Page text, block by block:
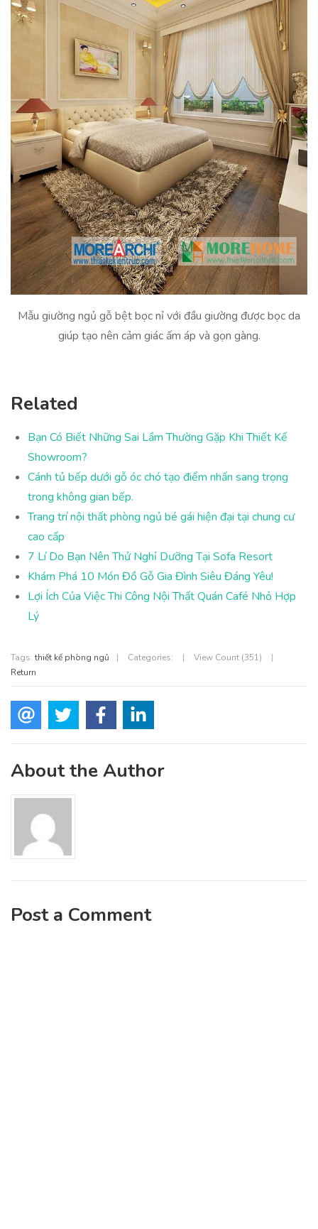
Mẫu giường ngủ gỗ bệt bọc nỉ với đầu giường được bọc da
giúp tạo nên cảm giác ấm áp và gọn gàng.
Related
Bạn Có Biết Những Sai Lầm Thường Gặp Khi Thiết Kế
Showroom?
Cánh tủ bếp dưới gỗ óc chó tạo điểm nhấn sang trọng
trong không gian bếp.
Trang trí nội thất phòng ngủ bé gái hiện đại tại chung cư
cao cấp
7 Lí Do Bạn Nên Thử Nghỉ Dưỡng Tại Sofa Resort
Khám Phá 10 Món Đồ Gỗ Gia Đình Siêu Đáng Yêu!
Lợi Ích Của Việc Thi Công Nội Thất Quán Café Nhỏ Hợp
Lý
Tags: thiết kế phòng ngủ | Categories: | View Count (351)
|
Return
About the Author
Post a Comment